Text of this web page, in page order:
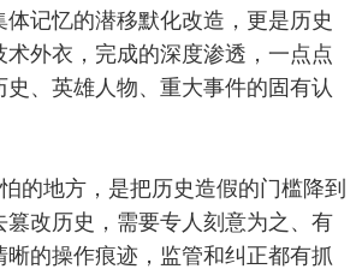
记忆的潜移默化改造，更是历史
术外衣，完成的深度渗透，一点点
、英雄人物、重大事件的固有认
的地方，是把历史造假的门槛降到
篡改历史，需要专人刻意为之、有
晰的操作痕迹，监管和纠正都有抓